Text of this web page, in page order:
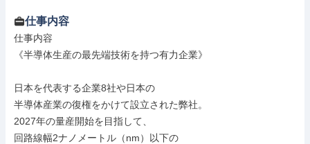
仕事内容
仕事内容
《半導体生産の最先端技術を持つ有力企業》
日本を代表する企業8社や日本の
半導体産業の復権をかけて設立された弊社。
2027年の量産開始を目指して、
回路線幅2ナノメートル（nm）以下の